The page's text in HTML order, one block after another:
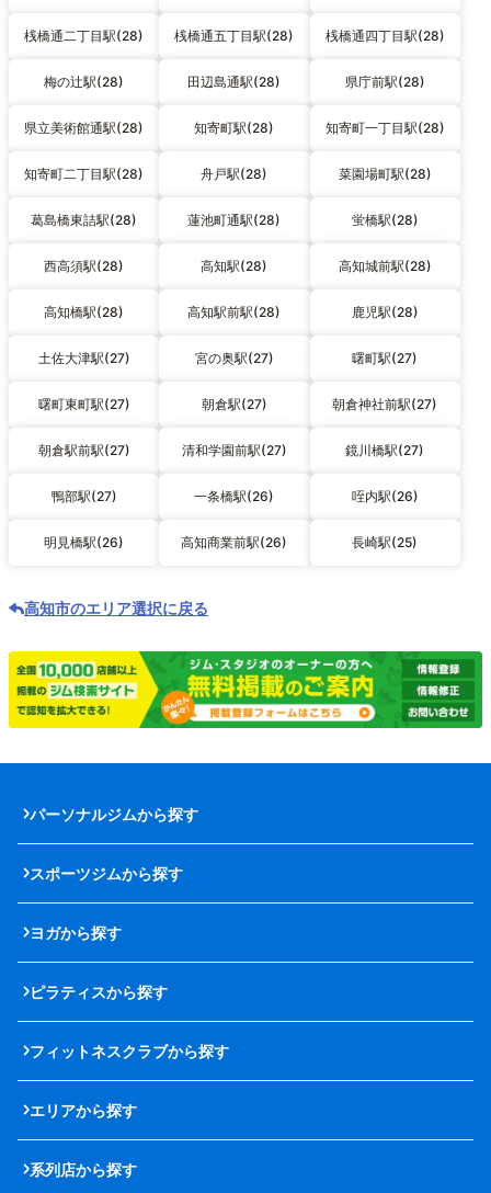
桟橋通二丁目駅(28) 桟橋通五丁目駅(28) 桟橋通四丁目駅(28)
梅の辻駅(28) 田辺島通駅(28) 県庁前駅(28)
県立美術館通駅(28) 知寄町駅(28) 知寄町一丁目駅(28)
知寄町二丁目駅(28) 舟戸駅(28) 菜園場町駅(28)
葛島橋東詰駅(28) 蓮池町通駅(28) 蛍橋駅(28)
西高須駅(28) 高知駅(28) 高知城前駅(28)
高知橋駅(28) 高知駅前駅(28) 鹿児駅(28)
土佐大津駅(27) 宮の奥駅(27) 曙町駅(27)
曙町東町駅(27) 朝倉駅(27) 朝倉神社前駅(27)
朝倉駅前駅(27) 清和学園前駅(27) 鏡川橋駅(27)
鴨部駅(27) 一条橋駅(26) 咥内駅(26)
明見橋駅(26) 高知商業前駅(26) 長崎駅(25)
高知市のエリア選択に戻る
パーソナルジムから探す
スポーツジムから探す
ヨガから探す
ピラティスから探す
フィットネスクラブから探す
エリアから探す
系列店から探す